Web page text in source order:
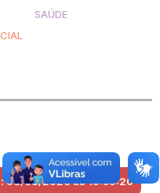
SAÚDE
06/08/2026 às 19:59:20